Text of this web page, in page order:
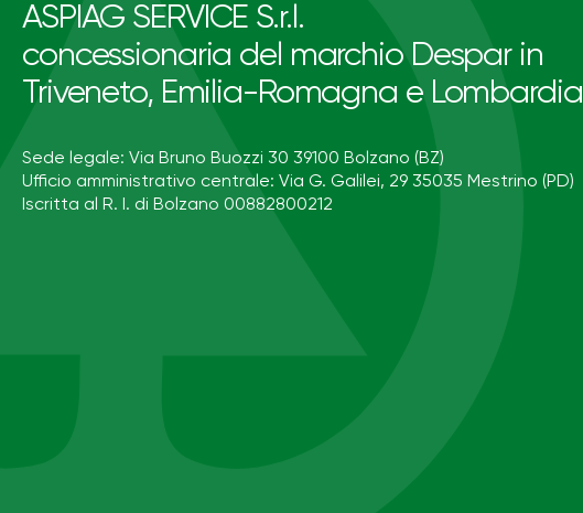
ASPIAG SERVICE S.r.l.
concessionaria del marchio Despar in
Triveneto, Emilia-Romagna e Lombardia
Sede legale: Via Bruno Buozzi 30 39100 Bolzano (BZ)
Ufficio amministrativo centrale: Via G. Galilei, 29 35035 Mestrino (PD)
Iscritta al R. I. di Bolzano 00882800212